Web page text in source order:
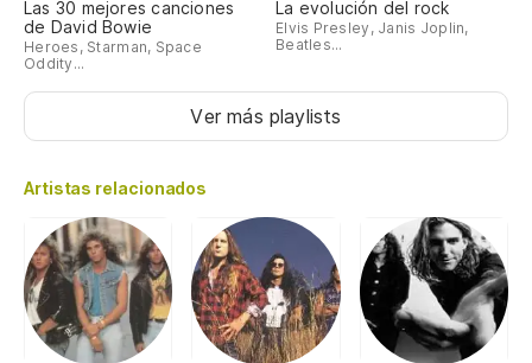
Las 30 mejores canciones
de David Bowie
Heroes, Starman, Space
Oddity...
La evolución del rock
Elvis Presley, Janis Joplin,
Beatles...
Ver más playlists
Artistas relacionados